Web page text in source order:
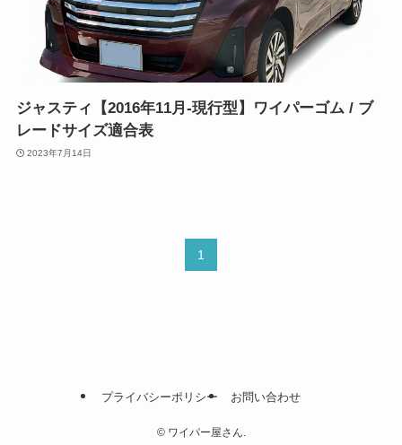
ジャスティ【2016年11月-現行型】ワイパーゴム / ブ
レードサイズ適合表
2023年7月14日
1
プライバシーポリシー お問い合わせ
©ワイパー屋さん.